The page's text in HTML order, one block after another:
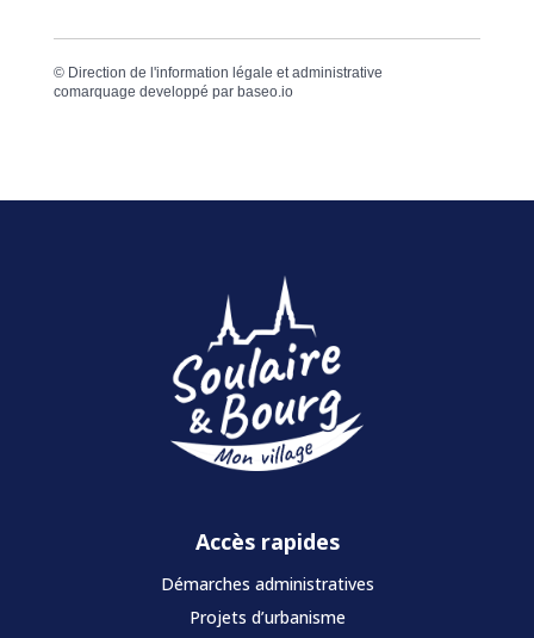
© Direction de l'information légale et administrative
comarquage developpé par baseo.io
Accès rapides
Démarches administratives
Projets d’urbanisme